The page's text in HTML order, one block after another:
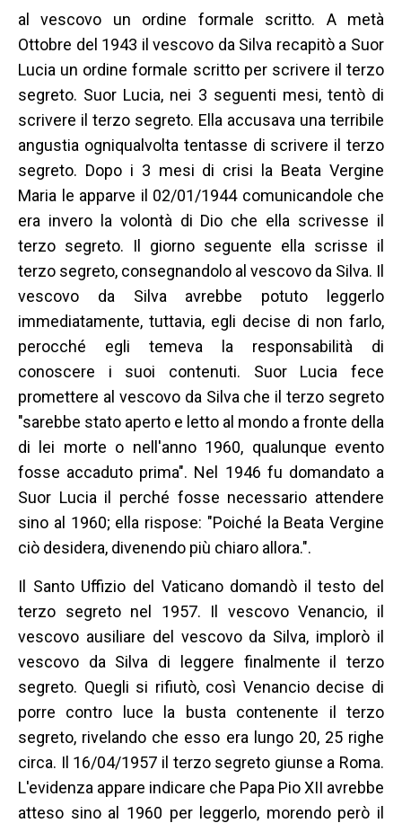
al vescovo un ordine formale scritto. A metà
Ottobre del 1943 il vescovo da Silva recapitò a Suor
Lucia un ordine formale scritto per scrivere il terzo
segreto. Suor Lucia, nei 3 seguenti mesi, tentò di
scrivere il terzo segreto. Ella accusava una terribile
angustia ogniqualvolta tentasse di scrivere il terzo
segreto. Dopo i 3 mesi di crisi la Beata Vergine
Maria le apparve il 02/01/1944 comunicandole che
era invero la volontà di Dio che ella scrivesse il
terzo segreto. Il giorno seguente ella scrisse il
terzo segreto, consegnandolo al vescovo da Silva. Il
vescovo da Silva avrebbe potuto leggerlo
immediatamente, tuttavia, egli decise di non farlo,
perocché egli temeva la responsabilità di
conoscere i suoi contenuti. Suor Lucia fece
promettere al vescovo da Silva che il terzo segreto
"sarebbe stato aperto e letto al mondo a fronte della
di lei morte o nell'anno 1960, qualunque evento
fosse accaduto prima". Nel 1946 fu domandato a
Suor Lucia il perché fosse necessario attendere
sino al 1960; ella rispose: "Poiché la Beata Vergine
ciò desidera, divenendo più chiaro allora.".
Il Santo Uffizio del Vaticano domandò il testo del
terzo segreto nel 1957. Il vescovo Venancio, il
vescovo ausiliare del vescovo da Silva, implorò il
vescovo da Silva di leggere finalmente il terzo
segreto. Quegli si rifiutò, così Venancio decise di
porre contro luce la busta contenente il terzo
segreto, rivelando che esso era lungo 20, 25 righe
circa. Il 16/04/1957 il terzo segreto giunse a Roma.
L'evidenza appare indicare che Papa Pio XII avrebbe
atteso sino al 1960 per leggerlo, morendo però il